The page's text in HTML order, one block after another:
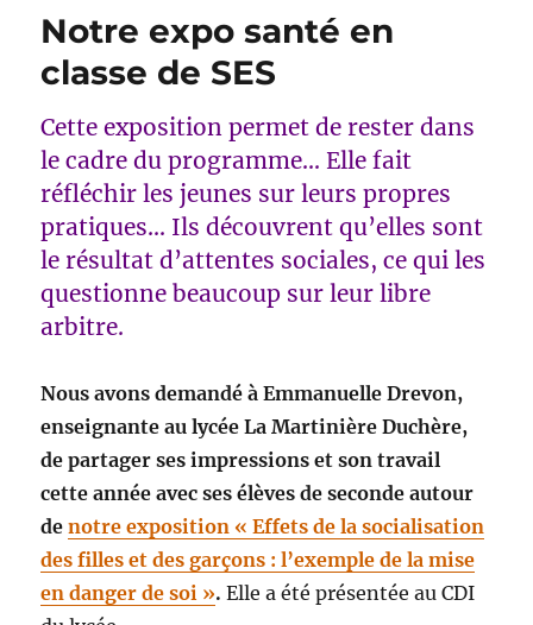
Notre expo santé en
classe de SES
Cette exposition permet de rester dans
le cadre du programme… Elle fait
réfléchir les jeunes sur leurs propres
pratiques… Ils découvrent qu’elles sont
le résultat d’attentes sociales, ce qui les
questionne beaucoup sur leur libre
arbitre.
Nous avons demandé à Emmanuelle Drevon,
enseignante au lycée La Martinière Duchère,
de partager ses impressions et son travail
cette année avec ses élèves de seconde autour
denotre exposition « Effets de la socialisation
des filles et des garçons : l’exemple de la mise
en danger de soi ». Elle a été présentée au CDI